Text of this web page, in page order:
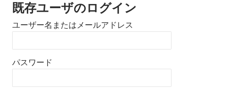
既存ユーザのログイン
ユーザー名またはメールアドレス
パスワード